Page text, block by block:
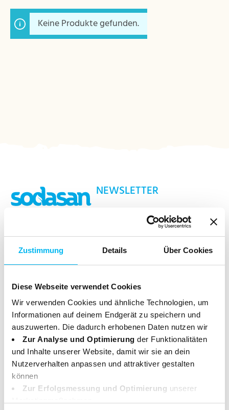
Zustimmung Details Über Cookies
Diese Webseite verwendet Cookies
Wir verwenden Cookies und ähnliche Technologien, um
Informationen auf deinem Endgerät zu speichern und
auszuwerten. Die dadurch erhobenen Daten nutzen wir
Zur Analyse und Optimierung der Funktionalitäten
und Inhalte unserer Website, damit wir sie an dein
Nutzerverhalten anpassen und attraktiver gestalten
können
Zur Erfolgsmessung und Optimierung unserer
Keine Produkte gefunden.
NEWSLETTER
Jetzt für den sodasan Newsletter anmelden und
keine Neuigkeiten und Aktionen mehr verpassen!
Nützliche Tipps & Hintergründe
Jetzt anmelden
* Der Newsletter-Rabatt ist nur einmalig für registrierte Kunden
einlösbar.
Service